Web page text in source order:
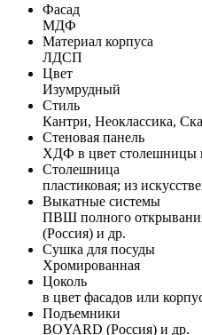
Фасад
МДФ
Материал корпуса
ЛДСП
Цвет
Изумрудный
Стиль
Кантри, Неоклассика,
Стеновая панель
ХДФ в цвет столешницы
Столешница
пластиковая; из
Выкатные системы
ПВШ полного
(Россия) и др.
Сушка для посуды
Хромированная
Цоколь
в цвет фасадов или
Подъемники
BOYARD (Россия) и др.